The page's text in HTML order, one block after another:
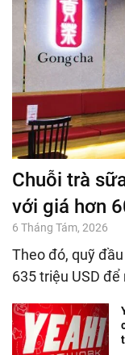
Chuỗi trà
với giá hơn
6 Tháng Tám, 2026
Theo đó, quỹ
635 triệu USD